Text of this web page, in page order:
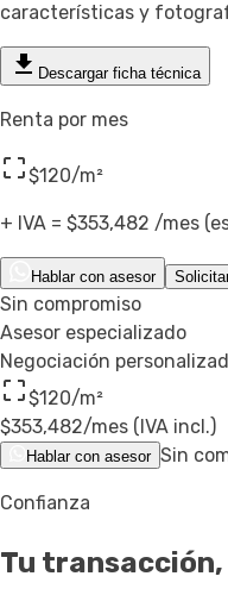
características y
Descargar ficha técnica
Renta por mes
$120/m²
+ IVA = $353,482 /mes
Hablar con asesor
Sin compromiso
Asesor especializado
Negociación
$120/m²
$353,482/mes (IVA incl.)
Hablar con asesor Sin
Confianza
Tu transacción,